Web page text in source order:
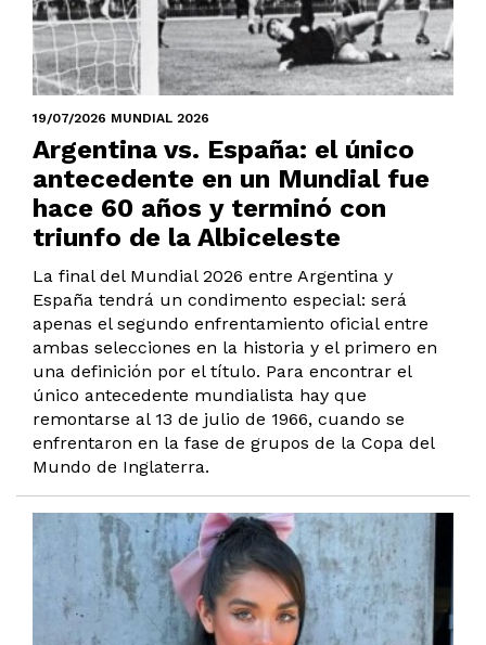
19/07/2026 MUNDIAL 2026
Argentina vs. España: el único
antecedente en un Mundial fue
hace 60 años y terminó con
triunfo de la Albiceleste
La final del Mundial 2026 entre Argentina y
España tendrá un condimento especial: será
apenas el segundo enfrentamiento oficial entre
ambas selecciones en la historia y el primero en
una definición por el título. Para encontrar el
único antecedente mundialista hay que
remontarse al 13 de julio de 1966, cuando se
enfrentaron en la fase de grupos de la Copa del
Mundo de Inglaterra.